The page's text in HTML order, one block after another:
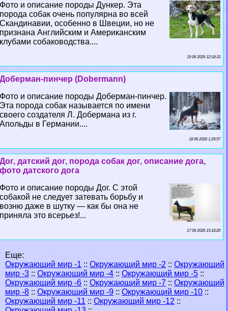
Фото и описание породы Дункер. Эта
порода собак очень популярна во всей
Скандинавии, особенно в Швеции, но не
признана Английским и Американским
клубами собаководства....
19 06 2026 12:18:33
Доберман-пинчер (Dobermann)
Фото и описание породы Доберман-пинчер.
Эта порода собак называется по имени
своего создателя Л. Добермана из г.
Апольды в Германии....
18 06 2026 1:29:57
Дог, датский дог, порода собак дог, описание дога,
фото датского дога
Фото и описание породы Дог. С этой
собакой не следует затевать борьбу и
возню даже в шутку — как бы она не
приняла это всерьез!...
17 06 2026 15:18:20
Еще:
Окружающий мир -1 :: Окружающий мир -2 :: Окружающий
мир -3 :: Окружающий мир -4 :: Окружающий мир -5 ::
Окружающий мир -6 :: Окружающий мир -7 :: Окружающий
мир -8 :: Окружающий мир -9 :: Окружающий мир -10 ::
Окружающий мир -11 :: Окружающий мир -12 ::